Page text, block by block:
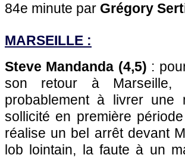
84e minute par Grégory
MARSEILLE :
Steve Mandanda (4,5) :
son retour à Marseille,
probablement à livrer une
sollicité en première
réalise un bel arrêt devant
lob lointain, la faute à un